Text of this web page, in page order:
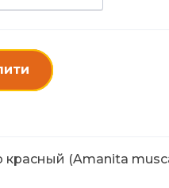
(Amanita